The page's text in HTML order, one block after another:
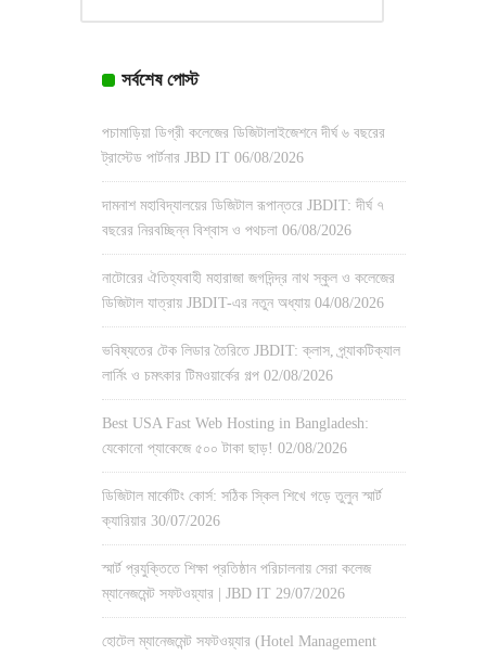
সর্বশেষ পোস্ট
পচামাড়িয়া ডিগ্রী কলেজের ডিজিটালাইজেশনে দীর্ঘ ৬ বছরের
ট্রাস্টেড পার্টনার JBD IT 06/08/2026
দামনাশ মহাবিদ্যালয়ের ডিজিটাল রূপান্তরে JBDIT: দীর্ঘ ৭
বছরের নিরবচ্ছিন্ন বিশ্বাস ও পথচলা 06/08/2026
নাটোরের ঐতিহ্যবাহী মহারাজা জগদিন্দ্র নাথ স্কুল ও কলেজের
ডিজিটাল যাত্রায় JBDIT-এর নতুন অধ্যায় 04/08/2026
ভবিষ্যতের টেক লিডার তৈরিতে JBDIT: ক্লাস, প্র্যাকটিক্যাল
লার্নিং ও চমৎকার টিমওয়ার্কের গল্প 02/08/2026
Best USA Fast Web Hosting in Bangladesh:
যেকোনো প্যাকেজে ৫০০ টাকা ছাড়! 02/08/2026
ডিজিটাল মার্কেটিং কোর্স: সঠিক স্কিল শিখে গড়ে তুলুন স্মার্ট
ক্যারিয়ার 30/07/2026
স্মার্ট প্রযুক্তিতে শিক্ষা প্রতিষ্ঠান পরিচালনায় সেরা কলেজ
ম্যানেজমেন্ট সফটওয়্যার | JBD IT 29/07/2026
হোটেল ম্যানেজমেন্ট সফটওয়্যার (Hotel Management